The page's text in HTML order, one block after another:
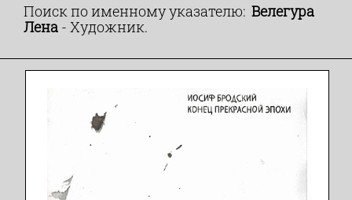
Поиск по именному указателю: Велегура
Лена - Художник.